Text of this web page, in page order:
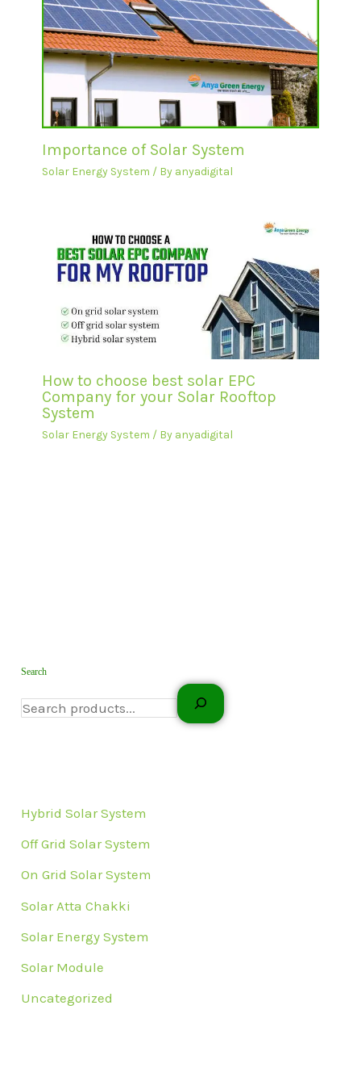
Search
Hybrid Solar System
Off Grid Solar System
On Grid Solar System
Solar Atta Chakki
Solar Energy System
Solar Module
Uncategorized
Importance of Solar System
Solar Energy System / By anyadigital
How to choose best solar EPC
Company for your Solar Rooftop
System
Solar Energy System / By anyadigital